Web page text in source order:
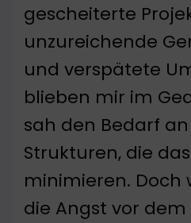
gescheiterte
unzureichende
und verspätete
blieben mir im
sah den Bedarf
Strukturen, die das
minimieren. Doch
die Angst vor dem